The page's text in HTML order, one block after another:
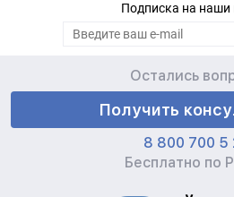
Подписка на наши
Остались
Получить
8 800 700 5
Бесплатно по